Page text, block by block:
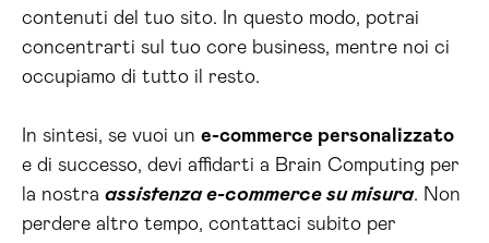
contenuti del tuo sito. In questo modo, potrai
concentrarti sul tuo core business, mentre noi ci
occupiamo di tutto il resto.
In sintesi, se vuoi un e-commerce personalizzato
e di successo, devi affidarti a Brain Computing per
la nostra assistenza e-commerce su misura. Non
perdere altro tempo, contattaci subito per